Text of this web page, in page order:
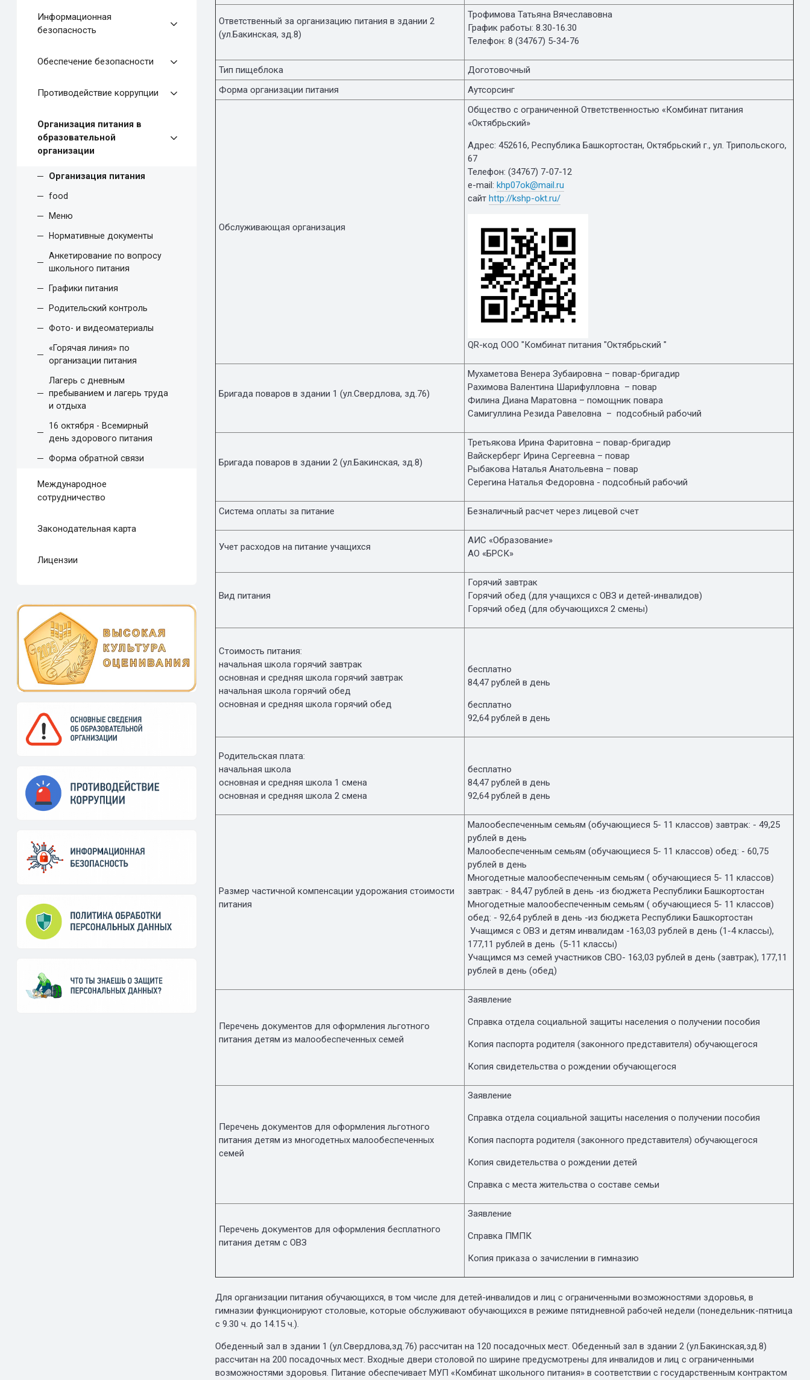
Информационная
безопасность
Обеспечение безопасности
Противодействие коррупции
Организация питания в
образовательной
организации
Организация питания
food
Меню
Нормативные документы
Анкетирование по вопросу
школьного питания
Графики питания
Родительский контроль
Фото- и видеоматериалы
«Горячая линия» по
организации питания
Лагерь с дневным
пребыванием и лагерь труда
и отдыха
16 октября - Всемирный
день здорового питания
Форма обратной связи
Международное
сотрудничество
Законодательная карта
Лицензии
Ответственный за организацию питания в здании 2
(ул.Бакинская, зд.8)
Трофимова Татьяна Вячеславовна
График работы: 8.30-16.30
Телефон: 8 (34767) 5-34-76
Тип пищеблока
Доготовочный
Форма организации питания
Аутсорсинг
Обслуживающая организация
Общество с ограниченной Ответственностью «Комбинат питания
«Октябрьский»
Адрес: 452616, Республика Башкортостан, Октябрьский г., ул. Трипольского,
67
Телефон: (34767) 7-07-12
e-mail: khp07ok@mail.ru
сайт http://kshp-okt.ru/
QR-код ООО "Комбинат питания "Октябрьский "
Бригада поваров в здании 1 (ул.Свердлова, зд.76)
Мухаметова Венера Зубаировна – повар-бригадир
Рахимова Валентина Шарифулловна – повар
Филина Диана Маратовна – помощник повара
Самигуллина Резида Равеловна – подсобный рабочий
Бригада поваров в здании 2 (ул.Бакинская, зд.8)
Третьякова Ирина Фаритовна – повар-бригадир
Вайскерберг Ирина Сергеевна – повар
Рыбакова Наталья Анатольевна – повар
Серегина Наталья Федоровна - подсобный рабочий
Система оплаты за питание Безналичный расчет через лицевой счет
Учет расходов на питание учащихся
АИС «Образование»
АО «БРСК»
Вид питания
Горячий завтрак
Горячий обед (для учащихся с ОВЗ и детей-инвалидов)
Горячий обед (для обучающихся 2 смены)
Стоимость питания:
начальная школа горячий завтрак
основная и средняя школа горячий завтрак
начальная школа горячий обед
основная и средняя школа горячий обед
бесплатно
84,47 рублей в день
бесплатно
92,64 рублей в день
Родительская плата:
начальная школа
основная и средняя школа 1 смена
основная и средняя школа 2 смена
бесплатно
84,47 рублей в день
92,64 рублей в день
Размер частичной компенсации удорожания стоимости
питания
Малообеспеченным семьям (обучающиеся 5- 11 классов) завтрак: - 49,25
рублей в день
Малообеспеченным семьям (обучающиеся 5- 11 классов) обед: - 60,75
рублей в день
Многодетные малообеспеченным семьям ( обучающиеся 5- 11 классов)
завтрак: - 84,47 рублей в день -из бюджета Республики Башкортостан
Многодетные малообеспеченным семьям ( обучающиеся 5- 11 классов)
обед: - 92,64 рублей в день -из бюджета Республики Башкортостан
Учащимся с ОВЗ и детям инвалидам -163,03 рублей в день (1-4 классы),
177,11 рублей в день (5-11 классы)
Учащимся мз семей участников СВО- 163,03 рублей в день (завтрак), 177,11
рублей в день (обед)
Перечень документов для оформления льготного
питания детям из малообеспеченных семей
Заявление
Справка отдела социальной защиты населения о получении пособия
Копия паспорта родителя (законного представителя) обучающегося
Копия свидетельства о рождении обучающегося
Перечень документов для оформления льготного
питания детям из многодетных малообеспеченных
семей
Заявление
Справка отдела социальной защиты населения о получении пособия
Копия паспорта родителя (законного представителя) обучающегося
Копия свидетельства о рождении детей
Справка с места жительства о составе семьи
Перечень документов для оформления бесплатного
питания детям с ОВЗ
Заявление
Справка ПМПК
Копия приказа о зачислении в гимназию
Для организации питания обучающихся, в том числе для детей-инвалидов и лиц с ограниченными возможностями здоровья, в
гимназии функционируют столовые, которые обслуживают обучающихся в режиме пятидневной рабочей недели (понедельник-пятница
с 9.30 ч. до 14.15 ч.).
Обеденный зал в здании 1 (ул.Свердлова,зд.76) рассчитан на 120 посадочных мест. Обеденный зал в здании 2 (ул.Бакинская,зд.8)
рассчитан на 200 посадочных мест. Входные двери столовой по ширине предусмотрены для инвалидов и лиц с ограниченными
возможностями здоровья. Питание обеспечивает МУП «Комбинат школьного питания» в соответствии с государственным контрактом